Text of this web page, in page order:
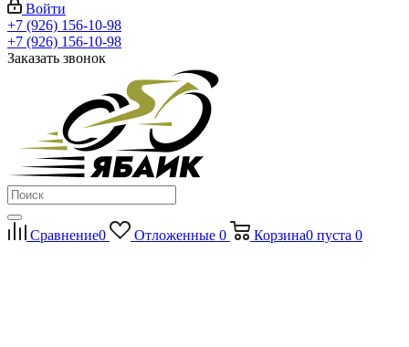
Войти
+7 (926) 156-10-98
+7 (926) 156-10-98
Заказать звонок
Сравнение0 Отложенные 0 Корзина0 пуста 0